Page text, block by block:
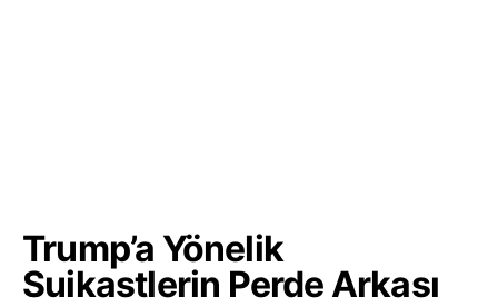
Trump’a Yönelik
Suikastlerin Perde Arkası